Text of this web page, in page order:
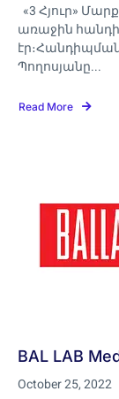
«3 Հյուր»
առաջին
էր։Հանդիպման
Պողոսյանը...
Read More
BAL LAB
October 25, 2022